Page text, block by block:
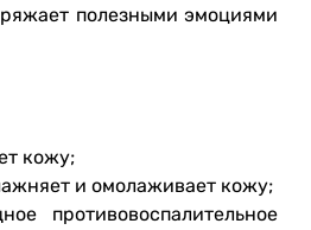
полезными эмоциями
кожу;
и омолаживает кожу;
противовоспалительное